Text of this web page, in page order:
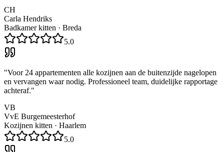
CH
Carla Hendriks
Badkamer kitten · Breda
5.0
"Voor 24 appartementen alle kozijnen aan de buitenzijde nagelopen
en vervangen waar nodig. Professioneel team, duidelijke rapportage
achteraf."
VB
VvE Burgemeesterhof
Kozijnen kitten · Haarlem
5.0